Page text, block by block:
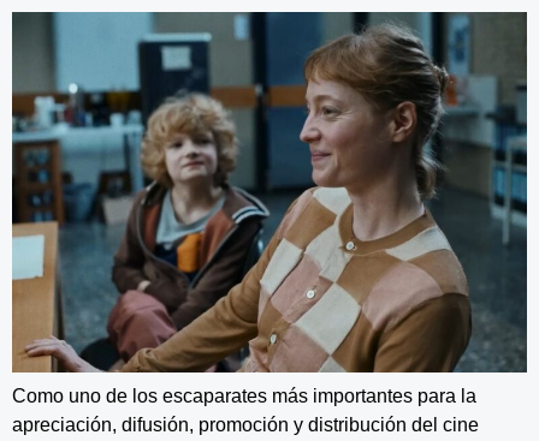
Como uno de los escaparates más importantes para la
apreciación, difusión, promoción y distribución del cine